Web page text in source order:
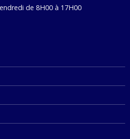
de 8H00 à 17H00